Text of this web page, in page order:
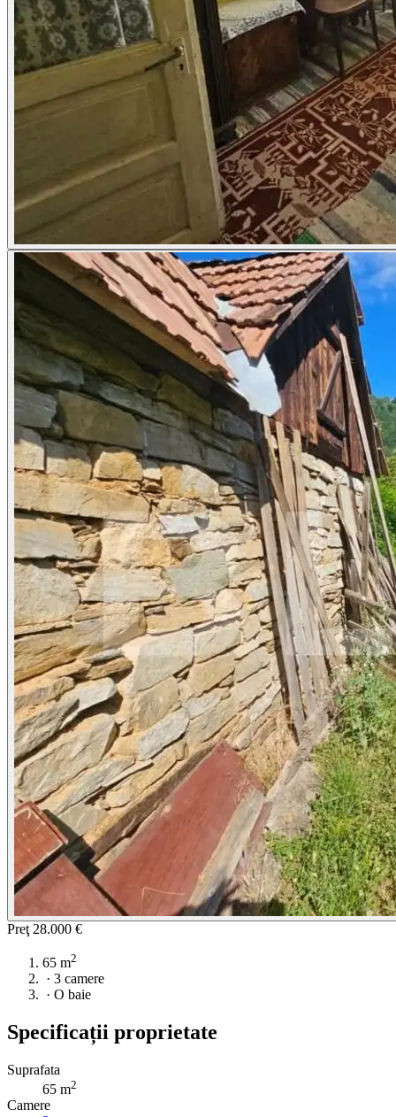
Preţ 28.000 €
65 m2
· 3 camere
· O baie
Specificații proprietate
Suprafata
65 m2
Camere